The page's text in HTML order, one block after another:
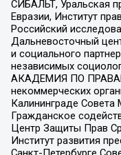
СИБАЛЬТ, Уральская
Евразии, Институт
Российский
Дальневосточный
и социального
независимых
АКАДЕМИЯ ПО
некоммерческих
Калининграде Совета
Гражданское
Центр Защиты Прав
Институт развития